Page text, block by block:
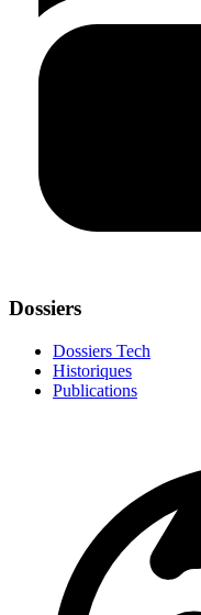
Dossiers
Dossiers Tech
Historiques
Publications